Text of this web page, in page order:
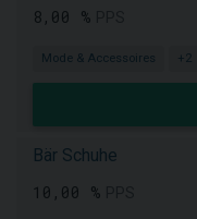
8,00 %
Mode & Accessoires +2
Bär Schuhe
10,00 %